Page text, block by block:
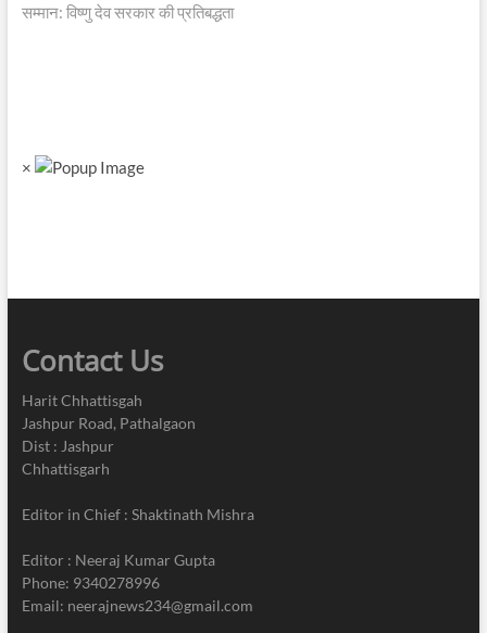
सम्मान: विष्णु देव सरकार की प्रतिबद्धता
×
Contact Us
Harit Chhattisgah
Jashpur Road, Pathalgaon
Dist : Jashpur
Chhattisgarh
Editor in Chief : Shaktinath Mishra
Editor : Neeraj Kumar Gupta
Phone: 9340278996
Email: neerajnews234@gmail.com